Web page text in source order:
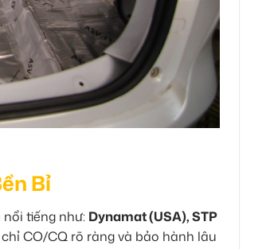
Bỉ
tiếng như: Dynamat (USA), STP
CO/CQ rõ ràng và bảo hành lâu